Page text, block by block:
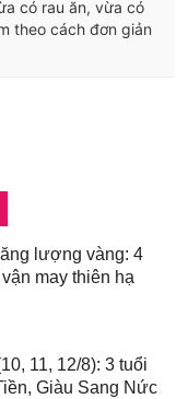
có rau ăn, vừa có
theo cách đơn giản
lượng vàng: 4
may thiên hạ
11, 12/8): 3 tuổi
Giàu Sang Nức